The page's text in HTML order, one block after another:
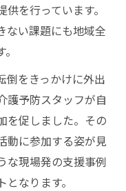
を行っています。
ない課題にも地域全
倒をきっかけに外出
護予防スタッフが自
を促しました。その
動に参加する姿が見
な現場発の支援事例
なります。